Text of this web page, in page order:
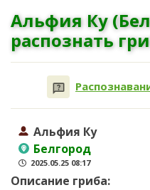
Альфия Ку
распознать
Альфия Ку
Белгород
2025.05.25 08:17
Описание гриба: